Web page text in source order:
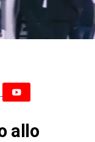
allo